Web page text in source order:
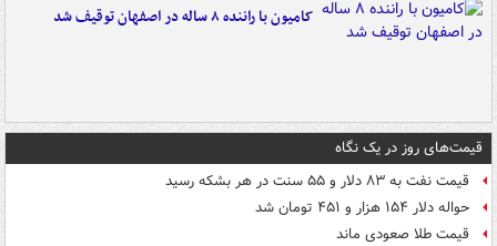
کامیون با راننده ۸ ساله در اصفهان توقیف شد
قیمت‌های روز در یک نگاه
قیمت نفت به ۸۳ دلار و ۵۵ سنت در هر بشکه رسید
حواله دلار ۱۵۴ هزار و ۴۵۱ تومان شد
قیمت طلا صعودی ماند